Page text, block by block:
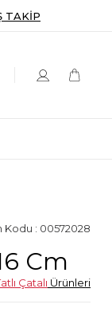
TAKIP
Kodu : 00572028
Cm
Çatalı Ürünleri